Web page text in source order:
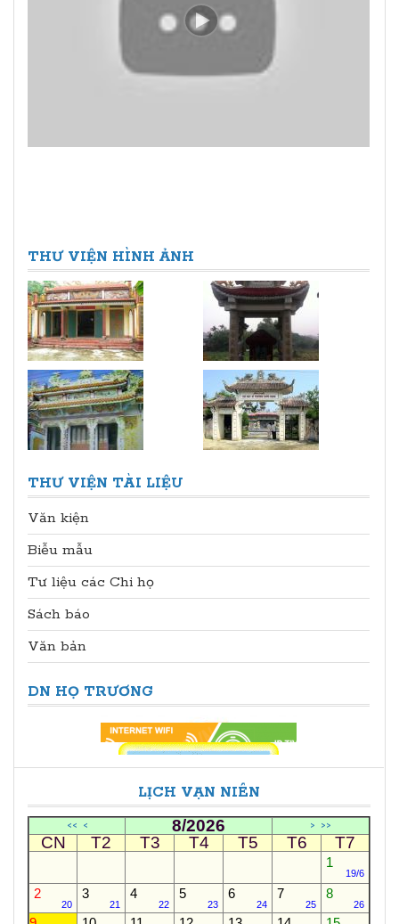
THƯ VIỆN HÌNH ẢNH
THƯ VIỆN TÀI LIỆU
Văn kiện
Biễu mẫu
Tư liệu các Chi họ
Sách báo
Văn bản
DN HỌ TRƯƠNG
LỊCH VẠN NIÊN
<< < 8/2026 > >>
CN T2 T3 T4 T5 T6 T7
1
19/6
2
20
3
21
4
22
5
23
6
24
7
25
8
26